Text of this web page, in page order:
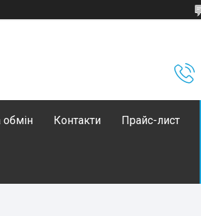
обмін Контакти Прайс-лист